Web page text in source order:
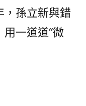
，孫立新與錯
一道道“微